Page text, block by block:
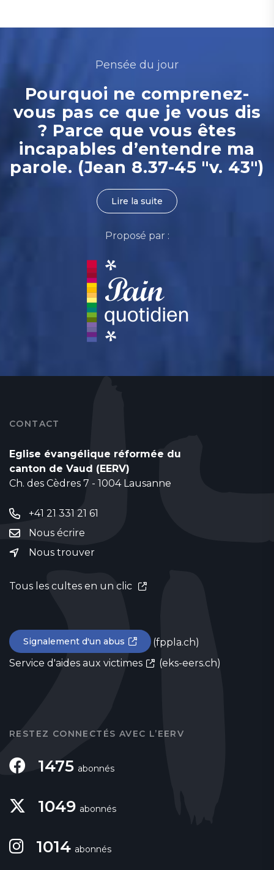
Pensée du jour
Pourquoi ne comprenez-
vous pas ce que je vous dis
? Parce que vous êtes
incapables d’entendre ma
parole. (Jean 8.37-45 "v. 43")
Lire la suite
Proposé par :
CONTACT
Eglise évangélique réformée du
canton de Vaud (EERV)
Ch. des Cèdres 7 - 1004 Lausanne
+41 21 331 21 61
Nous écrire
Nous trouver
Tous les cultes en un clic
Signalement d'un abus
(fppla.ch)
Service d'aides aux victimes
(eks-eers.ch)
RESTEZ CONNECTÉS AVEC L’EERV
1475 abonnés
1049 abonnés
1014 abonnés